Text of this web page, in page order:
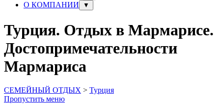
О КОМПАНИИ ▼
Турция. Отдых в Мармарисе.
Достопримечательности
Мармариса
СЕМЕЙНЫЙ ОТДЫХ > Турция
Пропустить меню